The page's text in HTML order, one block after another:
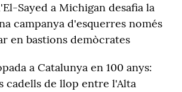
Sayed a Michigan desafia la
campanya d'esquerres només
en bastions demòcrates
a Catalunya en 100 anys:
cadells de llop entre l'Alta